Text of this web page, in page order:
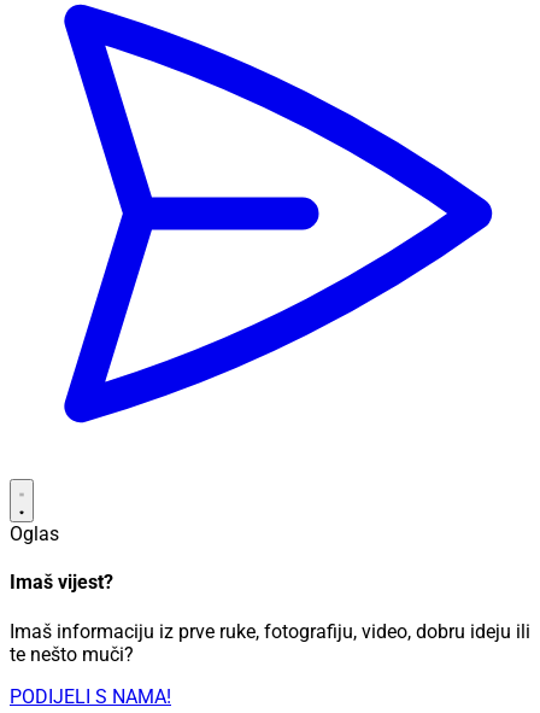
Oglas
Imaš vijest?
Imaš informaciju iz prve ruke, fotografiju, video, dobru ideju ili
te nešto muči?
PODIJELI S NAMA!